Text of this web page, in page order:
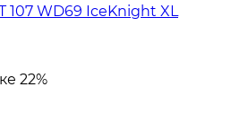
WD69 IceKnight XL
22%